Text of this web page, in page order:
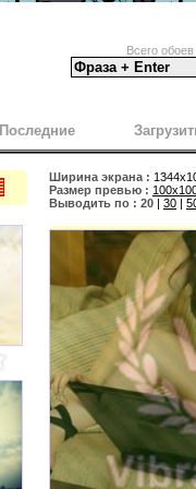
Всего обоев
Последние
Ширина экрана :
Размер превью :
Выводить по : 20 | 30 |